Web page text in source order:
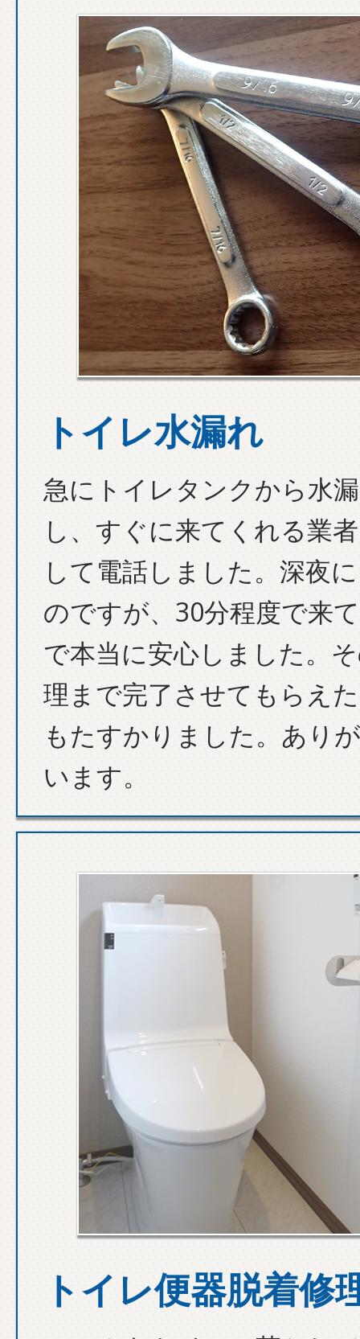
トイレ水漏れ
急にトイレタンクから水
し、すぐに来てくれる業
して電話しました。深夜
のですが、30分程度で来
で本当に安心しました。
理まで完了させてもらえ
もたすかりました。あり
います。
トイレ便器脱着修